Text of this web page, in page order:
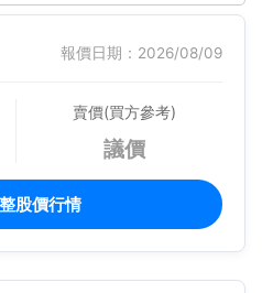
報價日期：2026/08/09
賣價(買方參考)
議價
股價行情